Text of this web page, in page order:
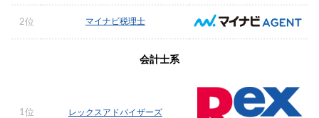
2位 マイナビ税理士
会計士系
1位 レックスアドバイザーズ